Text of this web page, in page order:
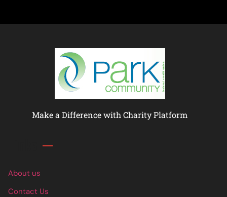
Make a Difference with Charity Platform
About us
Contact Us